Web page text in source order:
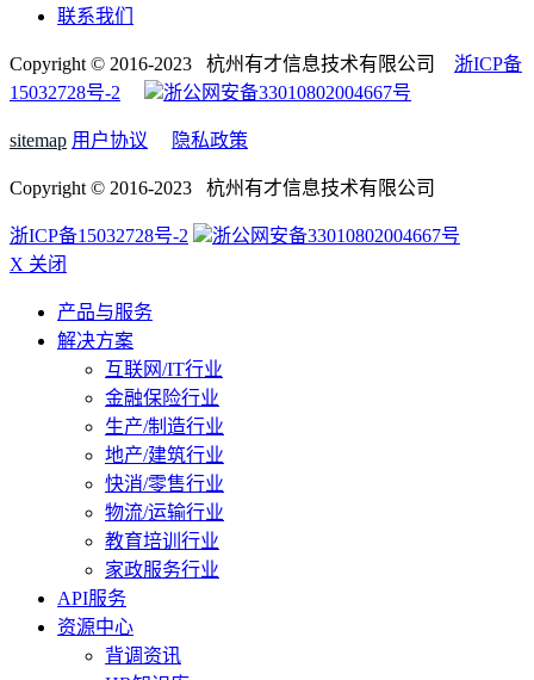
联系我们
Copyright © 2016-2023 杭州有才信息技术有限公司 浙ICP备
15032728号-2
浙公网安备33010802004667号
sitemap 用户协议 隐私政策
Copyright © 2016-2023 杭州有才信息技术有限公司
浙ICP备15032728号-2
浙公网安备33010802004667号
X 关闭
产品与服务
解决方案
互联网/IT行业
金融保险行业
生产/制造行业
地产/建筑行业
快消/零售行业
物流/运输行业
教育培训行业
家政服务行业
API服务
资源中心
背调资讯